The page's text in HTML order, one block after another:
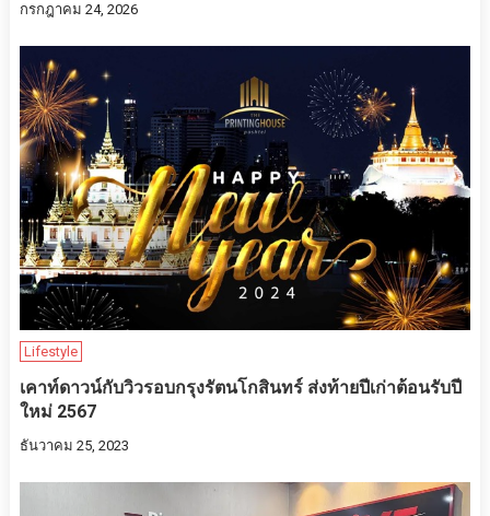
กรกฎาคม 24, 2026
Lifestyle
เคาท์ดาวน์กับวิวรอบกรุงรัตนโกสินทร์ ส่งท้ายปีเก่าต้อนรับปี
ใหม่ 2567
ธันวาคม 25, 2023